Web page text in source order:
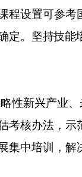
程设置可参
定。 坚持技能
性新兴产业
考核办法，
集中培训，